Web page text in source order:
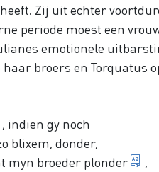
Zij uit echter
periode moest een
emotionele
broers en Torquatus
de aanvoerder van het
Jupiter, Romeinse oppergod.
, indien gy noch
blixem, donder,
de stad op
myn broeder plonder
,